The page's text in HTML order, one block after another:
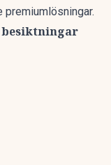
premiumlösningar.
besiktningar